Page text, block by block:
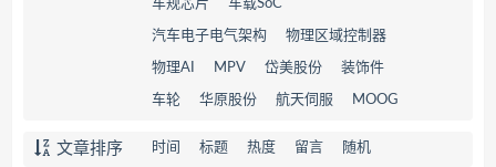
车规芯片 车载SoC
汽车电子电气架构 物理区域控制器
物理AI MPV 岱美股份 装饰件
车轮 华原股份 航天伺服 MOOG
文章排序 时间 标题 热度 留言 随机